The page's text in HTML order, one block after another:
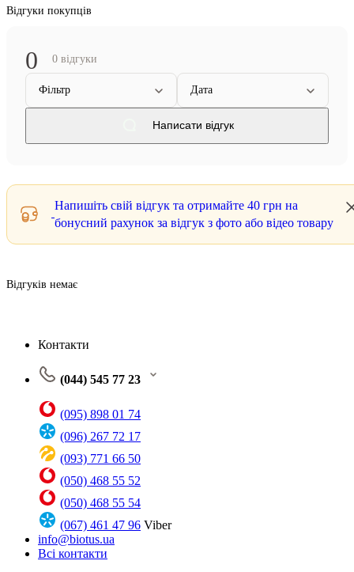
Відгуки покупців
0 0 відгуки
Фільтр Дата
Написати відгук
Напишіть свій відгук та отримайте 40 грн на
бонусний рахунок за відгук з фото або відео товару
Відгуків немає
Контакти
(044) 545 77 23
(095) 898 01 74
(096) 267 72 17
(093) 771 66 50
(050) 468 55 52
(050) 468 55 54
(067) 461 47 96 Viber
info@biotus.ua
Всі контакти